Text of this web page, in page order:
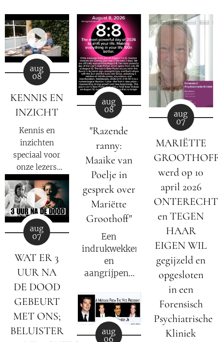
aug
08
KENNIS EN
INZICHT
Kennis en
inzichten
speciaal voor
onze lezers
vanDe Nieuwe
Mediaen
reizigers die
geïnteresseerd
zijn in
alternatief
nieuws,
bewustwording,
spiritualiteit
en
onafhankelijke
berichtgeving.
aug
08
"Razende
ranny:
Maaike van
Poelje in
gesprek over
Mariëtte
Groothoff"
Een
indrukwekkend
en
aangrijpend
het verhaal
van Mariëtte
Groothoff.
aug
07
MARIËTTE
werd op 10
april 2026
ONTERECHT
en TEGEN
HAAR
EIGEN WIL
gegijzeld en
opgesloten
in een
Forensisch
Psychiatrische
Kliniek
aug
07
WAT ER 3
UUR NA
DE DOOD
GEBEURT
MET ONS;
BELUISTER
aug
06